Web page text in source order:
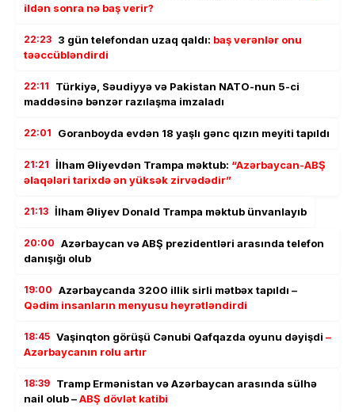
ildən sonra nə baş verir?
22:23 3 gün telefondan uzaq qaldı: baş verənlər onu
təəccübləndirdi
22:11
Türkiyə, Səudiyyə və Pakistan NATO-nun 5-ci
maddəsinə bənzər razılaşma imzaladı
22:01 Goranboyda evdən 18 yaşlı gənc qızın meyiti tapıldı
21:21 İlham Əliyevdən Trampa məktub: “Azərbaycan-ABŞ
əlaqələri tarixdə ən yüksək zirvədədir”
21:13 İlham Əliyev Donald Trampa məktub ünvanlayıb
20:00 Azərbaycan və ABŞ prezidentləri arasında telefon
danışığı olub
19:00 Azərbaycanda 3200 illik sirli mətbəx tapıldı –
Qədim insanların menyusu heyrətləndirdi
18:45 Vaşinqton görüşü Cənubi Qafqazda oyunu dəyişdi –
Azərbaycanın rolu artır
18:39 Tramp Ermənistan və Azərbaycan arasında sülhə
nail olub –ABŞ dövlət katibi